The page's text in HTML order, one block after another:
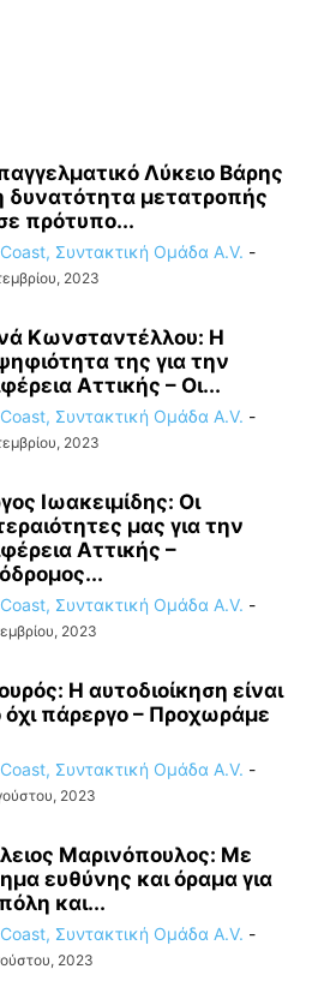
Λύκειο Βάρης
δυνατότητα μετατροπής
πρότυπο...
Συντακτική Ομάδα A.V. -
2023
Κωνσταντέλλου: Η
της για την
Αττικής – Οι...
Συντακτική Ομάδα A.V. -
2023
Ιωακειμίδης: Οι
μας για την
Αττικής –
Συντακτική Ομάδα A.V. -
2023
Η αυτοδιοίκηση είναι
όχι πάρεργο – Προχωράμε
Συντακτική Ομάδα A.V. -
2023
Μαρινόπουλος: Με
ευθύνης και όραμα για
και...
Συντακτική Ομάδα A.V. -
2023